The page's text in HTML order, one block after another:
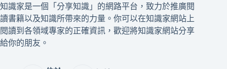
知識家是一個「分享知識」的網路平台，致力於推廣閱
讀書籍以及知識所帶來的力量。你可以在知識家網站上
閱讀到各領域專家的正確資訊，歡迎將知識家網站分享
給你的朋友。